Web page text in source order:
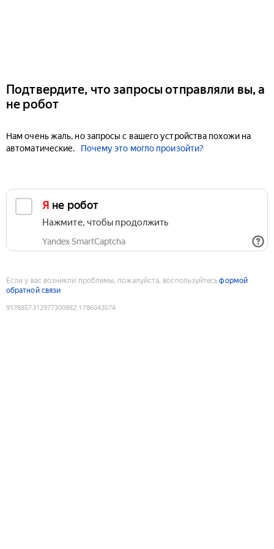
Подтвердите, что запросы отправляли вы, а
не робот
Нам очень жаль, но запросы с вашего устройства похожи на
автоматические.
Почему это могло произойти?
Я не робот
Нажмите, чтобы продолжить
Yandex SmartCaptcha
Если у вас возникли проблемы, пожалуйста, воспользуйтесьформой
обратной связи
9178857312977300882:1786043074